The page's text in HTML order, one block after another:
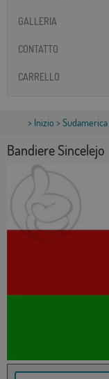
GALLERIA
CONTATTO
CARRELLO
> Inizio > Sudamerica
Bandiere Sincelejo